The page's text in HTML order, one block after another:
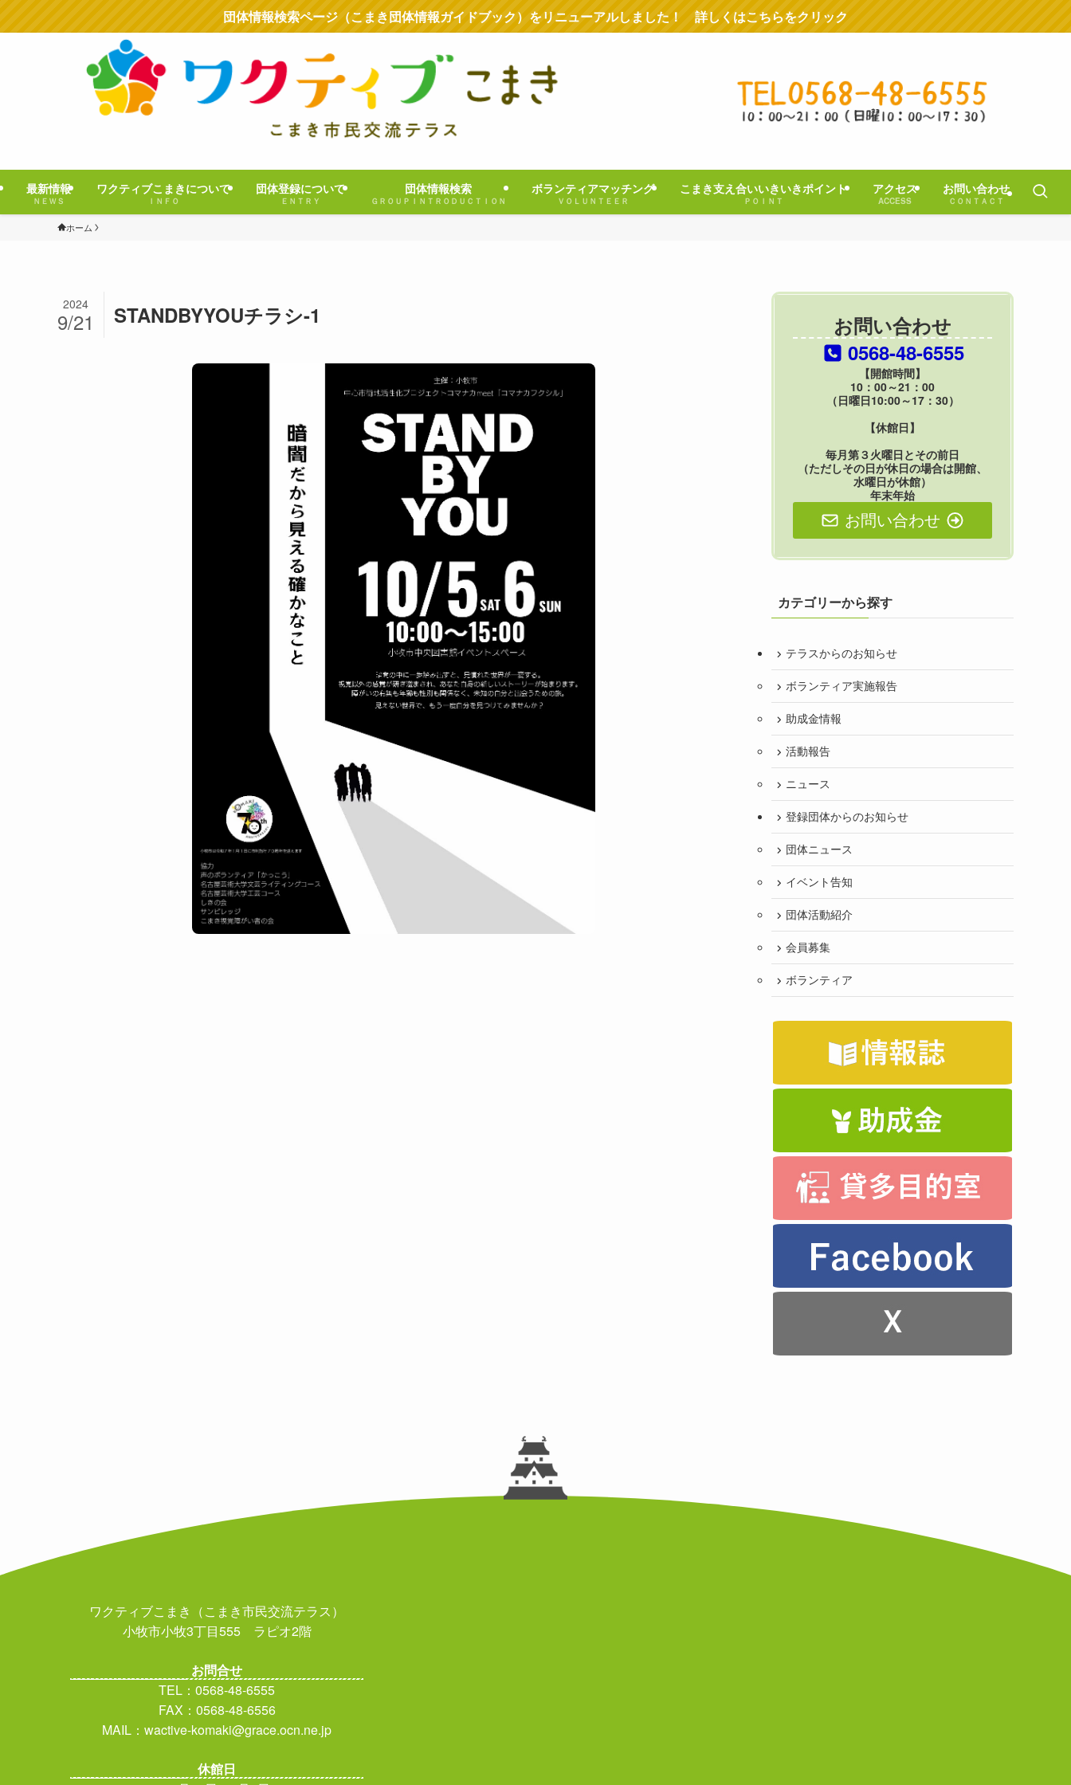
団体情報検索ページ（こまき団体情報ガイドブック）をリニューアルしました！ 詳しくはこちらをクリック
最新情報
ＮＥＷＳ
ワクティブこまきについて
ＩＮＦＯ
団体登録について
ＥＮＴＲＹ
団体情報検索
ＧＲＯＵＰＩＮＴＲＯＤＵＣＴＩＯＮ
ボランティアマッチング
ＶＯＬＵＮＴＥＥＲ
こまき支え合いいきいきポイント
ＰＯＩＮＴ
アクセス
ACCESS
お問い合わせ
ＣＯＮＴＡＣＴ
ホーム
STANDBYYOUチラシ-1
2024
9/21
お問い合わせ
0568-48-6555
【開館時間】
10：00～21：00
（日曜日10:00～17：30）
【休館日】
毎月第３火曜日とその前日
（ただしその日が休日の場合は開館、
水曜日が休館）
年末年始
お問い合わせ
カテゴリーから探す
テラスからのお知らせ
ボランティア実施報告
助成金情報
活動報告
ニュース
登録団体からのお知らせ
団体ニュース
イベント告知
団体活動紹介
会員募集
ボランティア
ワクティブこまき（こまき市民交流テラス）
小牧市小牧3丁目555 ラピオ2階
お問合せ
TEL：0568-48-6555
FAX：0568-48-6556
MAIL：wactive-komaki@grace.ocn.ne.jp
休館日